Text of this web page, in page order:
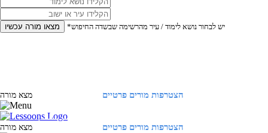
מצאו מורה עכשיו *יש לבחור נושא לימוד / עיר מהרשימה שבשדה החיפוש
הצטרפות מורים פרטיים מצא מורה
הצטרפות מורים פרטיים מצא מורה